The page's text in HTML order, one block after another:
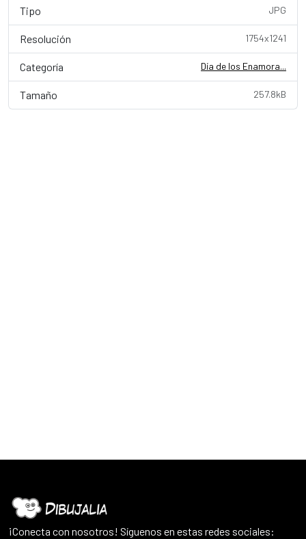
Tipo JPG
Resolución 1754x1241
Categoría Día de los Enamora...
Tamaño 257.8kB
¡Conecta con nosotros! Síguenos en estas redes sociales: